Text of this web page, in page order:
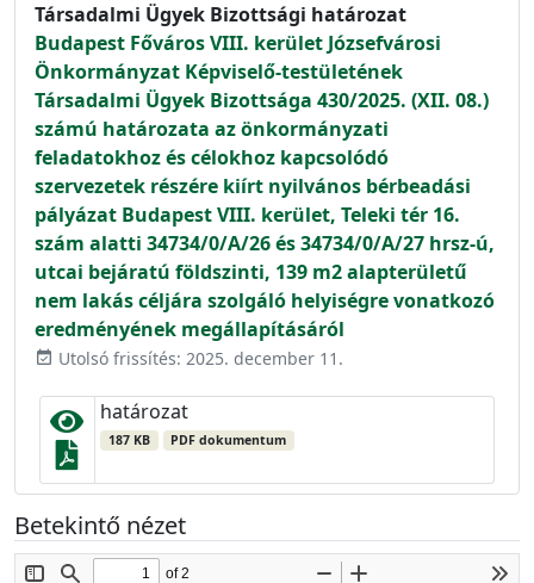
Társadalmi Ügyek Bizottsági határozat
Budapest Főváros VIII. kerület Józsefvárosi
Önkormányzat Képviselő-testületének
Társadalmi Ügyek Bizottsága 430/2025. (XII. 08.)
számú határozata az önkormányzati
feladatokhoz és célokhoz kapcsolódó
szervezetek részére kiírt nyilvános bérbeadási
pályázat Budapest VIII. kerület, Teleki tér 16.
szám alatti 34734/0/A/26 és 34734/0/A/27 hrsz-ú,
utcai bejáratú földszinti, 139 m2 alapterületű
nem lakás céljára szolgáló helyiségre vonatkozó
eredményének megállapításáról
event_available Utolsó frissítés: 2025. december 11.
határozat
187 KB PDF dokumentum
Betekintő nézet